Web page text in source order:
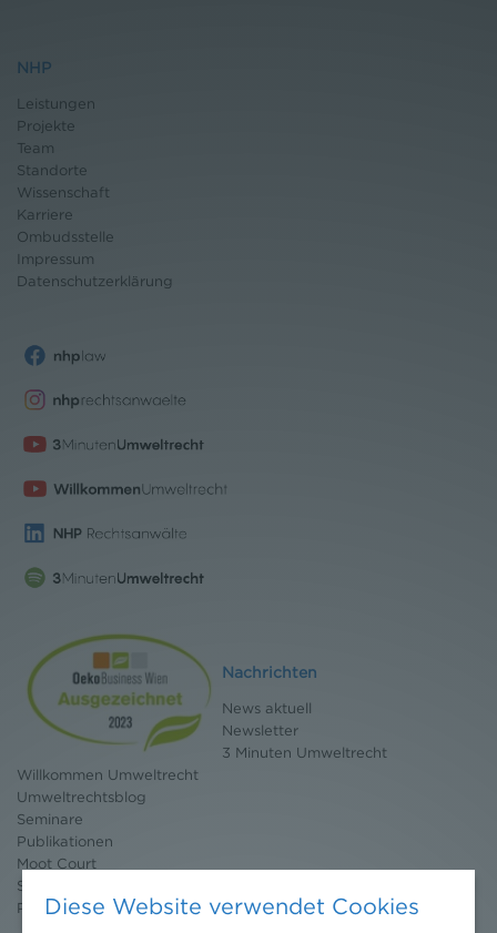
NHP
Leistungen
Projekte
Team
Standorte
Wissenschaft
Karriere
Ombudsstelle
Impressum
Datenschutzerklärung
Nachrichten
News aktuell
Newsletter
3 Minuten Umweltrecht
Willkommen Umweltrecht
Umweltrechtsblog
Seminare
Publikationen
Moot Court
Stipendium
Pressebereich
Diese Website verwendet Cookies